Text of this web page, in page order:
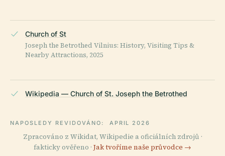
Church of St
Joseph the Betrothed Vilnius: History, Visiting Tips &
Nearby Attractions, 2025
Wikipedia — Church of St. Joseph the Betrothed
NAPOSLEDY REVIDOVÁNO: APRIL 2026
Zpracováno z Wikidat, Wikipedie a oficiálních zdrojů ·
fakticky ověřeno · Jak tvoříme naše průvodce →